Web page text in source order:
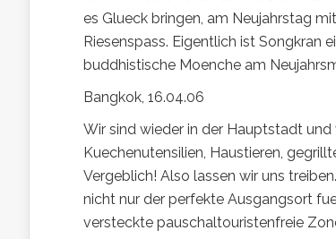
es Glueck bringen, am Neujahrstag
Riesenspass. Eigentlich ist Songkran
buddhistische Moenche am
Bangkok, 16.04.06
Wir sind wieder in der Hauptstadt
Kuechenutensilien, Haustieren,
Vergeblich! Also lassen wir uns
nicht nur der perfekte Ausgangsort
versteckte pauschaltouristenfreie